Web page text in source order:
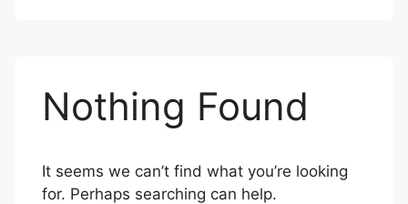
Nothing Found
It seems we can’t find what you’re looking
for. Perhaps searching can help.